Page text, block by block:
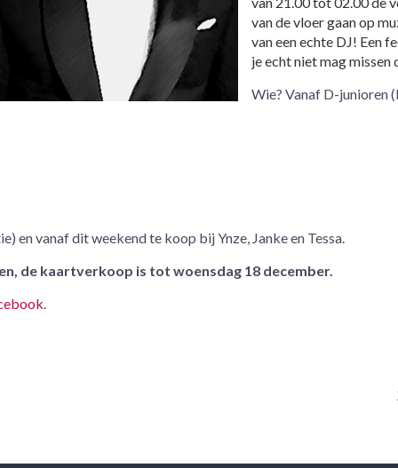
van de vloer gaan op
van een echte DJ! Een
je echt niet mag missen
Wie? Vanaf D-junioren
en vanaf dit weekend te koop bij Ynze, Janke en Tessa.
de kaartverkoop is tot woensdag 18 december.
.